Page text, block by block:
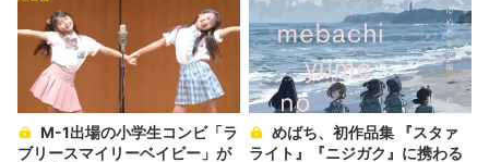
ブリースマイリーベイビー」が
ライト』『ニジガク』に携わる